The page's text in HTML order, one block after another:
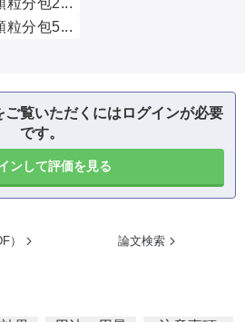
粒分包2...
粒分包5...
覧いただくにはログインが必要
です。
ンして評価を見る
） 論文検索